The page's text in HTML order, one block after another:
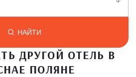
НАЙТИ
ДРУГОЙ ОТЕЛЬ В
ПОЛЯНЕ